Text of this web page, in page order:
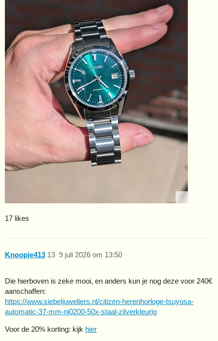
17 likes
Knoopje413 9 juli 2026 om 13:50
13
Die hierboven is zeke mooi, en anders kun je nog deze voor 240€
aanschaffen:
https://www.siebeljuweliers.nl/citizen-herenhorloge-tsuyosa-
automatic-37-mm-nj0200-50x-staal-zilverkleurig
Voor de 20% korting: kijk hier